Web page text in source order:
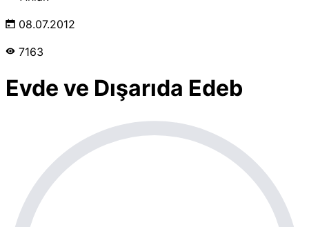
08.07.2012
7163
Evde ve Dışarıda Edeb